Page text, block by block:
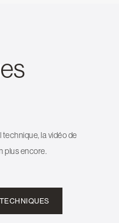
la vidéo de
plus encore.